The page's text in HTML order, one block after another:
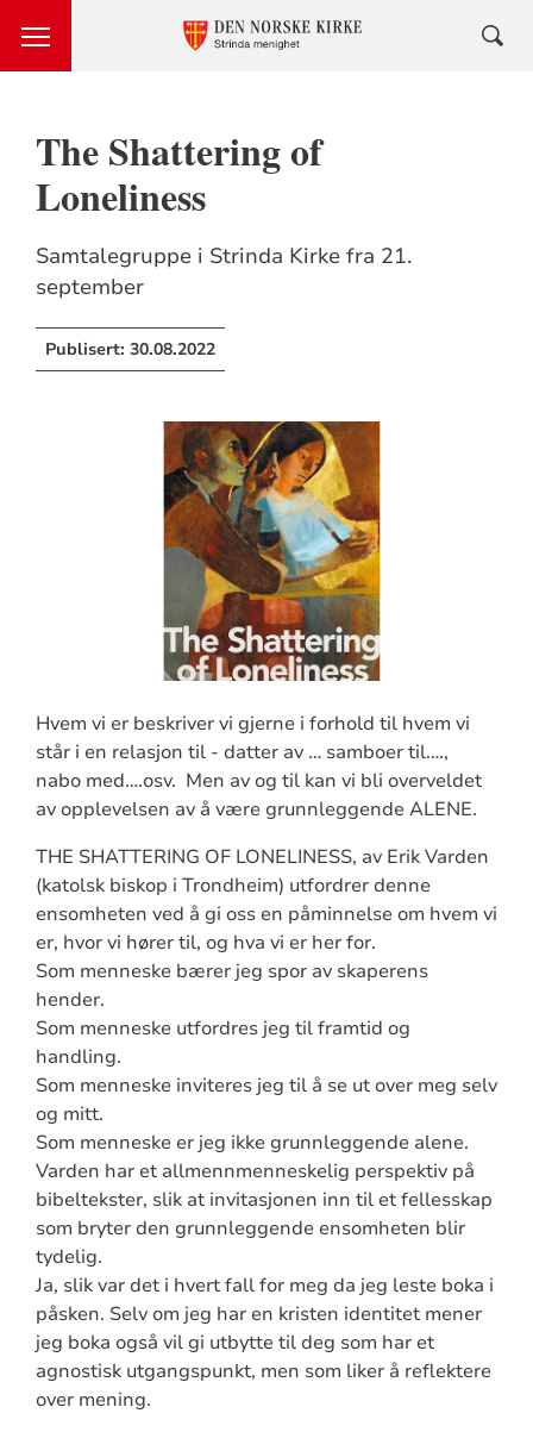
The Shattering of
Loneliness
Samtalegruppe i Strinda Kirke fra 21.
september
Publisert: 30.08.2022
Hvem vi er beskriver vi gjerne i forhold til hvem vi
står i en relasjon til - datter av … samboer til….,
nabo med….osv. Men av og til kan vi bli overveldet
av opplevelsen av å være grunnleggende ALENE.
THE SHATTERING OF LONELINESS, av Erik Varden
(katolsk biskop i Trondheim) utfordrer denne
ensomheten ved å gi oss en påminnelse om hvem vi
er, hvor vi hører til, og hva vi er her for.
Som menneske bærer jeg spor av skaperens
hender.
Som menneske utfordres jeg til framtid og
handling.
Som menneske inviteres jeg til å se ut over meg selv
og mitt.
Som menneske er jeg ikke grunnleggende alene.
Varden har et allmennmenneskelig perspektiv på
bibeltekster, slik at invitasjonen inn til et fellesskap
som bryter den grunnleggende ensomheten blir
tydelig.
Ja, slik var det i hvert fall for meg da jeg leste boka i
påsken. Selv om jeg har en kristen identitet mener
jeg boka også vil gi utbytte til deg som har et
agnostisk utgangspunkt, men som liker å reflektere
over mening.